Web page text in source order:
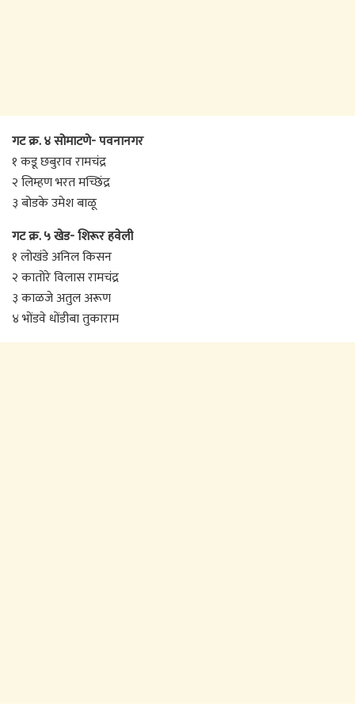
गट क्र. ४ सोमाटणे- पवनानगर
१ कडू छबुराव रामचंद्र
२ लिम्हण भरत मच्छिंद्र
३ बोडके उमेश बाळू
गट क्र. ५ खेड- शिरूर हवेली
१ लोखंडे अनिल किसन
२ कातोरे विलास रामचंद्र
३ काळजे अतुल अरूण
४ भोंडवे धोंडीबा तुकाराम